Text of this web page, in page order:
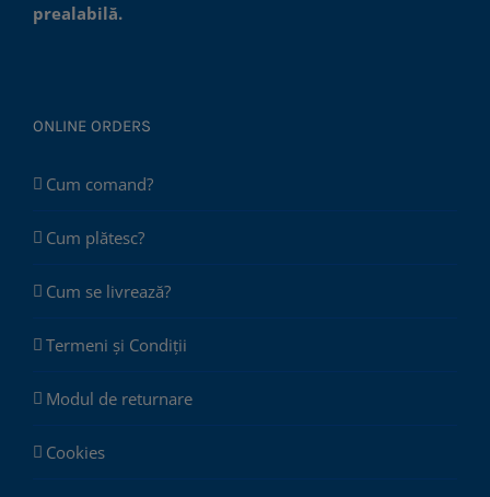
prealabilă.
ONLINE ORDERS
Cum comand?
Cum plătesc?
Cum se livrează?
Termeni și Condiții
Modul de returnare
Cookies